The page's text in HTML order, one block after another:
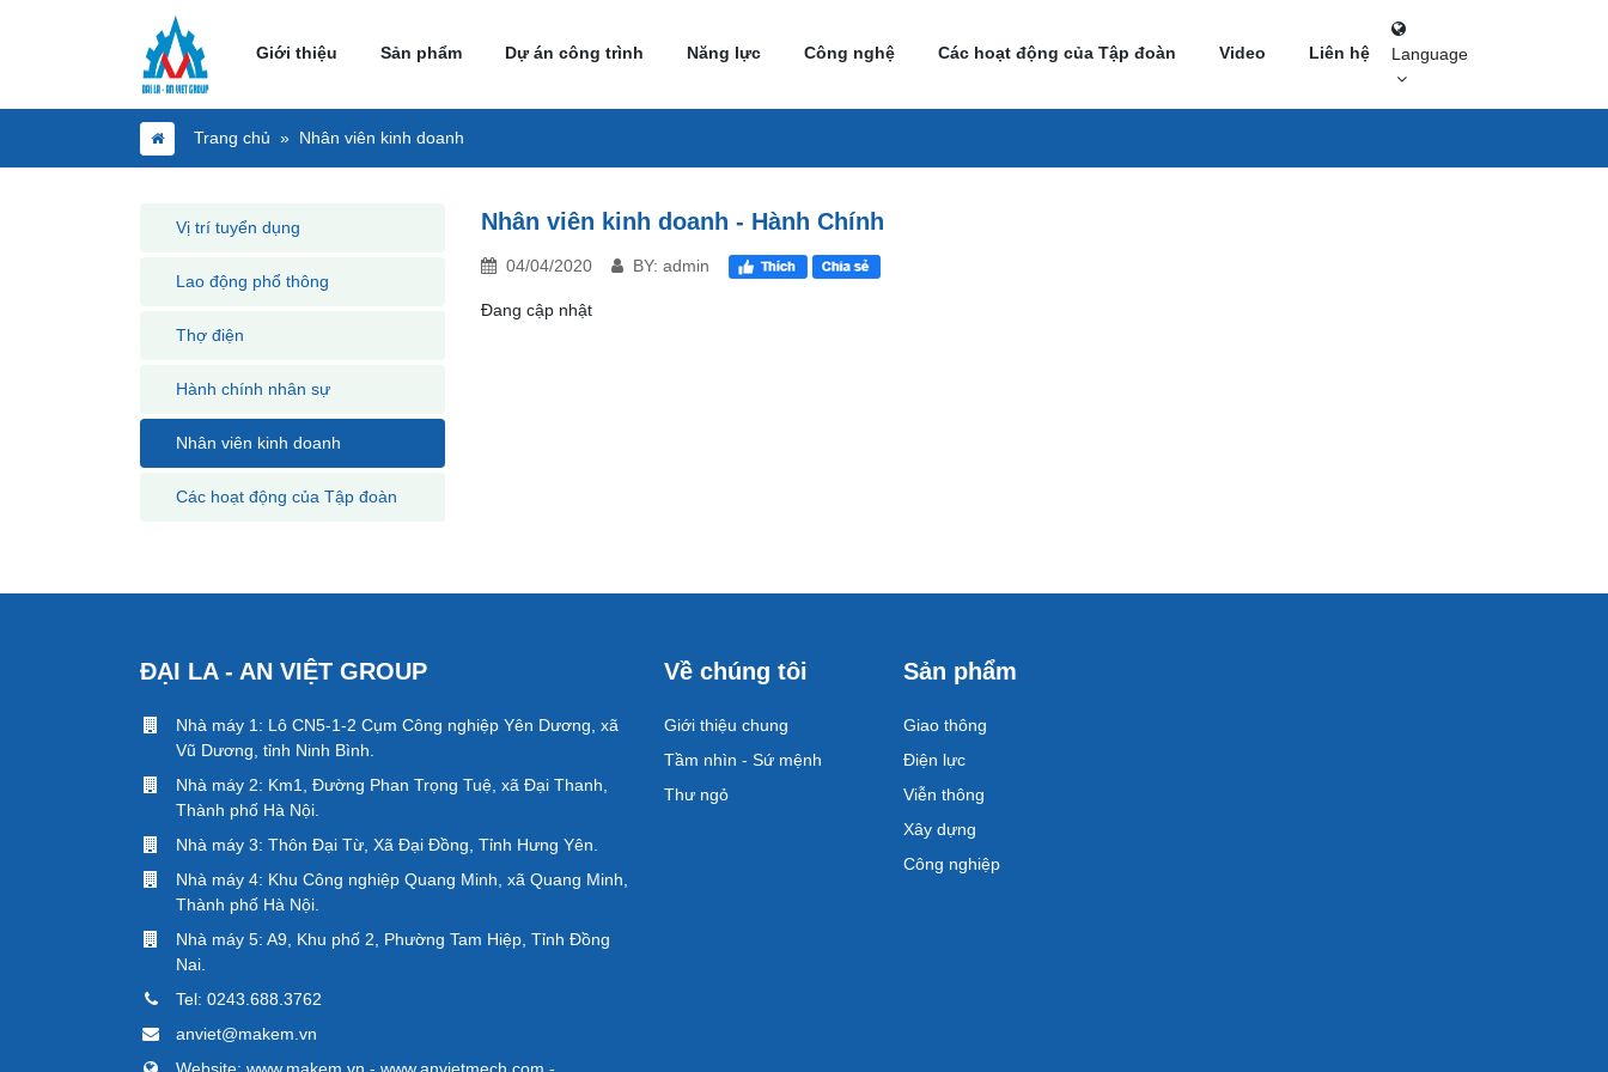
Giới thiệu Sản phẩm Dự án công trình Năng lực Công nghệ Các hoạt động của Tập đoàn Video Liên hệ Language
Trang chủ Nhân viên kinh doanh
Nhân viên kinh doanh - Hành Chính
04/04/2020 BY: admin
Đang cập nhật
Vị trí tuyển dụng
Lao động phổ thông
Thợ điện
Hành chính nhân sự
Nhân viên kinh doanh
Các hoạt động của Tập đoàn
ĐẠI LA - AN VIỆT GROUP
Nhà máy 1: Lô CN5-1-2 Cụm Công nghiệp Yên Dương, xã
Vũ Dương, tỉnh Ninh Bình.
Nhà máy 2: Km1, Đường Phan Trọng Tuệ, xã Đại Thanh,
Thành phố Hà Nội.
Nhà máy 3: Thôn Đại Từ, Xã Đại Đồng, Tỉnh Hưng Yên.
Nhà máy 4: Khu Công nghiệp Quang Minh, xã Quang Minh,
Thành phố Hà Nội.
Nhà máy 5: A9, Khu phố 2, Phường Tam Hiệp, Tỉnh Đồng
Nai.
Tel: 0243.688.3762
anviet@makem.vn
Về chúng tôi
Giới thiệu chung
Tầm nhìn - Sứ mệnh
Thư ngỏ
Sản phẩm
Giao thông
Điện lực
Viễn thông
Xây dựng
Công nghiệp